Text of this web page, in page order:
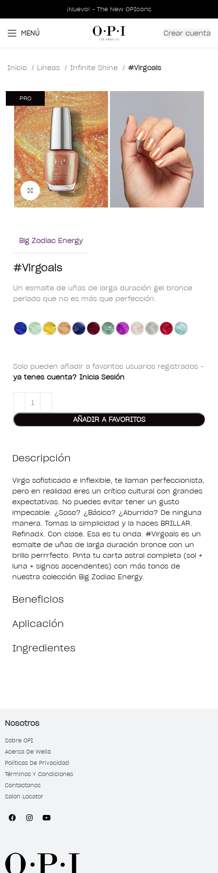
¡Nuevo! - The New OPIcons
MENÚ Crear cuenta
Inicio Líneas Infinite Shine #Virgoals
Clic para ampliar
PRO
Big Zodiac Energy
#Virgoals
Un esmalte de uñas de larga duración gel bronce
perlado que no es más que perfección.
Solo pueden añadir a favoritos usuarios registrados -
ya tenes cuenta? Inicia Sesión
AÑADIR A FAVORITOS
Descripción
Virgo sofisticado e inflexible, te llaman perfeccionista,
pero en realidad eres un crítico cultural con grandes
expectativas. No puedes evitar tener un gusto
impecable. ¿Soso? ¿Básico? ¿Aburrido? De ninguna
manera. Tomas la simplicidad y la haces BRILLAR.
Refinadx. Con clase. Esa es tu onda. #Virgoals es un
esmalte de uñas de larga duración bronce con un
brillo perrrfecto. Pinta tu carta astral completa (sol +
luna + signos ascendentes) con más tonos de
nuestra colección Big Zodiac Energy.
Beneficios
Aplicación
Ingredientes
Nosotros
Sobre OPI
Acerca De Wella
Políticas De Privacidad
Términos Y Condiciones
Contactanos
Salon Locator